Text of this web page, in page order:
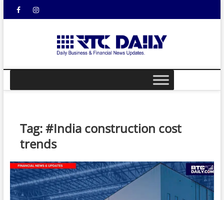
FacebookInstagram
DAILY
Tag:#India construction cost
trends